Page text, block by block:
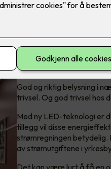
Bedre
God og riktig belysning i
trivsel. Og god trivsel hos
Med ny LED-teknologi er
tillegg vil disse
strømregningen
av strømutgiftene i